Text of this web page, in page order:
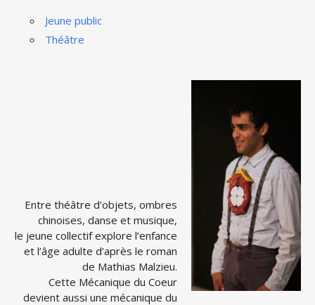
Jeune public
Théâtre
Entre théâtre d’objets, ombres
chinoises, danse et musique,
le jeune collectif explore l’enfance
et l’âge adulte d’après le roman
de Mathias Malzieu.
Cette Mécanique du Coeur
devient aussi une mécanique du